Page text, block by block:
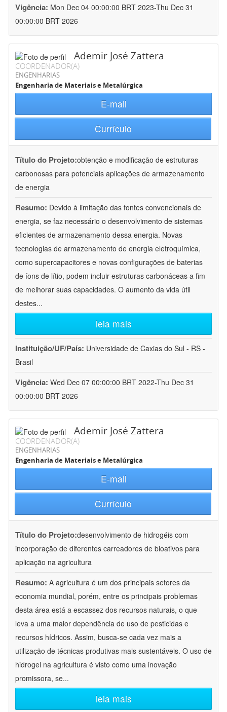
Vigência: Mon Dec 04 00:00:00 BRT 2023-Thu Dec 31
00:00:00 BRT 2026
Ademir José Zattera
COORDENADOR(A)
ENGENHARIAS
Engenharia de Materiais e Metalúrgica
E-mail
Currículo
Título do Projeto:obtenção e modificação de estruturas
carbonosas para potenciais aplicações de armazenamento
de energia
Resumo: Devido à limitação das fontes convencionais de
energia, se faz necessário o desenvolvimento de sistemas
eficientes de armazenamento dessa energia. Novas
tecnologias de armazenamento de energia eletroquímica,
como supercapacitores e novas configurações de baterias
de íons de lítio, podem incluir estruturas carbonáceas a fim
de melhorar suas capacidades. O aumento da vida útil
destes...
leia mais
Instituição/UF/País: Universidade de Caxias do Sul - RS -
Brasil
Vigência: Wed Dec 07 00:00:00 BRT 2022-Thu Dec 31
00:00:00 BRT 2026
Ademir José Zattera
COORDENADOR(A)
ENGENHARIAS
Engenharia de Materiais e Metalúrgica
E-mail
Currículo
Título do Projeto:desenvolvimento de hidrogéis com
incorporação de diferentes carreadores de bioativos para
aplicação na agricultura
Resumo: A agricultura é um dos principais setores da
economia mundial, porém, entre os principais problemas
desta área está a escassez dos recursos naturais, o que
leva a uma maior dependência de uso de pesticidas e
recursos hídricos. Assim, busca-se cada vez mais a
utilização de técnicas produtivas mais sustentáveis. O uso de
hidrogel na agricultura é visto como uma inovação
promissora, se...
leia mais